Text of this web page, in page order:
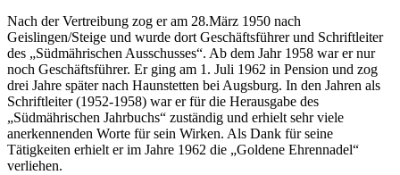
Nach der Vertreibung zog er am 28.März 1950 nach
Geislingen/Steige und wurde dort Geschäftsführer und Schriftleiter
des „Südmährischen Ausschusses“. Ab dem Jahr 1958 war er nur
noch Geschäftsführer. Er ging am 1. Juli 1962 in Pension und zog
drei Jahre später nach Haunstetten bei Augsburg. In den Jahren als
Schriftleiter (1952-1958) war er für die Herausgabe des
„Südmährischen Jahrbuchs“ zuständig und erhielt sehr viele
anerkennenden Worte für sein Wirken. Als Dank für seine
Tätigkeiten erhielt er im Jahre 1962 die „Goldene Ehrennadel“
verliehen.